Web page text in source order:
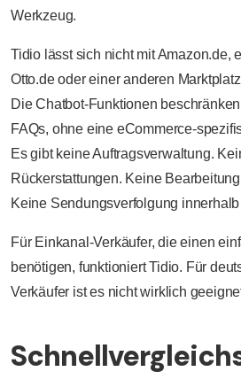
Werkzeug.
Tidio lässt sich nicht mit Amazon.de,
Otto.de oder einer anderen
Die Chatbot-Funktionen
FAQs, ohne eine eCommerce-
Es gibt keine Auftragsverwaltung.
Rückerstattungen. Keine
Keine Sendungsverfolgung
Für Einkanal-Verkäufer, die einen
benötigen, funktioniert Tidio. Für
Verkäufer ist es nicht wirklich